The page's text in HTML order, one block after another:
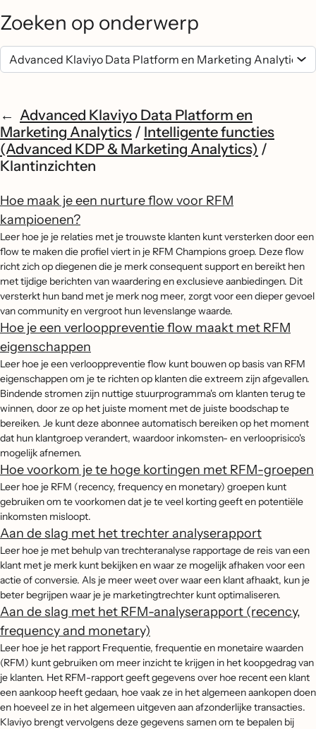
Zoeken op onderwerp
Advanced Klaviyo Data Platform en
Marketing Analytics / Intelligente functies
(Advanced KDP & Marketing Analytics) /
Klantinzichten
Hoe maak je een nurture flow voor RFM
kampioenen?
Leer hoe je je relaties met je trouwste klanten kunt versterken door een
flow te maken die profiel viert in je RFM Champions groep. Deze flow
richt zich op diegenen die je merk consequent support en bereikt hen
met tijdige berichten van waardering en exclusieve aanbiedingen. Dit
versterkt hun band met je merk nog meer, zorgt voor een dieper gevoel
van community en vergroot hun levenslange waarde.
Hoe je een verlooppreventie flow maakt met RFM
eigenschappen
Leer hoe je een verlooppreventie flow kunt bouwen op basis van RFM
eigenschappen om je te richten op klanten die extreem zijn afgevallen.
Bindende stromen zijn nuttige stuurprogramma's om klanten terug te
winnen, door ze op het juiste moment met de juiste boodschap te
bereiken. Je kunt deze abonnee automatisch bereiken op het moment
dat hun klantgroep verandert, waardoor inkomsten- en verlooprisico's
mogelijk afnemen.
Hoe voorkom je te hoge kortingen met RFM-groepen
Leer hoe je RFM (recency, frequency en monetary) groepen kunt
gebruiken om te voorkomen dat je te veel korting geeft en potentiële
inkomsten misloopt.
Aan de slag met het trechter analyserapport
Leer hoe je met behulp van trechteranalyse rapportage de reis van een
klant met je merk kunt bekijken en waar ze mogelijk afhaken voor een
actie of conversie. Als je meer weet over waar een klant afhaakt, kun je
beter begrijpen waar je je marketingtrechter kunt optimaliseren.
Aan de slag met het RFM-analyserapport (recency,
frequency and monetary)
Leer hoe je het rapport Frequentie, frequentie en monetaire waarden
(RFM) kunt gebruiken om meer inzicht te krijgen in het koopgedrag van
je klanten. Het RFM-rapport geeft gegevens over hoe recent een klant
een aankoop heeft gedaan, hoe vaak ze in het algemeen aankopen doen
en hoeveel ze in het algemeen uitgeven aan afzonderlijke transacties.
Klaviyo brengt vervolgens deze gegevens samen om te bepalen bij